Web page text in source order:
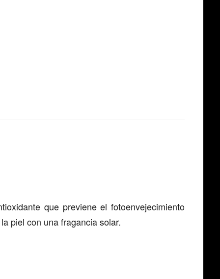
que previene el fotoenvejecimiento
piel con una fragancia solar.